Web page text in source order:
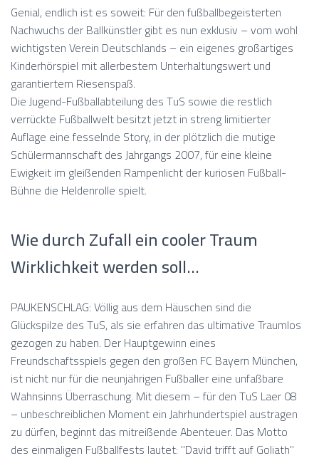
Genial, endlich ist es soweit: Für den fußballbegeisterten
Nachwuchs der Ballkünstler gibt es nun exklusiv – vom wohl
wichtigsten Verein Deutschlands – ein eigenes großartiges
Kinderhörspiel mit allerbestem Unterhaltungswert und
garantiertem Riesenspaß.
Die Jugend-Fußballabteilung des TuS sowie die restlich
verrückte Fußballwelt besitzt jetzt in streng limitierter
Auflage eine fesselnde Story, in der plötzlich die mutige
Schülermannschaft des Jahrgangs 2007, für eine kleine
Ewigkeit im gleißenden Rampenlicht der kuriosen Fußball-
Bühne die Heldenrolle spielt.
Wie durch Zufall ein cooler Traum
Wirklichkeit werden soll…
PAUKENSCHLAG: Völlig aus dem Häuschen sind die
Glückspilze des TuS, als sie erfahren das ultimative Traumlos
gezogen zu haben. Der Hauptgewinn eines
Freundschaftsspiels gegen den großen FC Bayern München,
ist nicht nur für die neunjährigen Fußballer eine unfaßbare
Wahnsinns Überraschung. Mit diesem – für den TuS Laer 08
– unbeschreiblichen Moment ein Jahrhundertspiel austragen
zu dürfen, beginnt das mitreißende Abenteuer. Das Motto
des einmaligen Fußballfests lautet: "David trifft auf Goliath"